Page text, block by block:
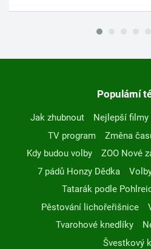
Populární
Jak zhubnout Nejlepší filmy
TV program
Změna
Kdy budou volby
ZOO Nové
7 pádů Honzy Dědka
Tatarák podle
Pěstování lichořeřišnice
Tvarohové knedlíky
Švestkový